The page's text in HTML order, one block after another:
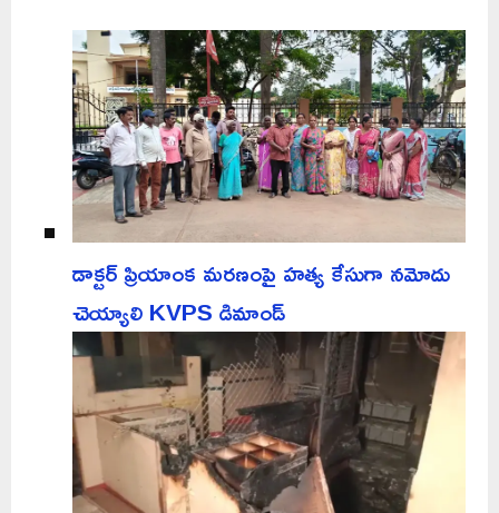
డాక్టర్ ప్రియాంక మరణంపై హత్య కేసుగా నమోదు
చెయ్యాలి KVPS డిమాండ్